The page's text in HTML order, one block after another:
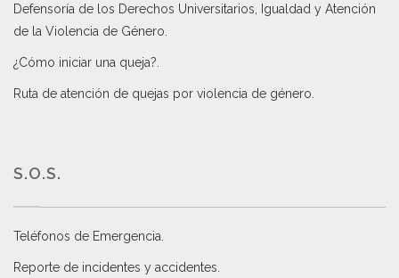
Defensoría de los Derechos Universitarios, Igualdad y Atención
de la Violencia de Género
¿Cómo iniciar una queja?
Ruta de atención de quejas por violencia de género
S.O.S.
Teléfonos de Emergencia.
Reporte de incidentes y accidentes